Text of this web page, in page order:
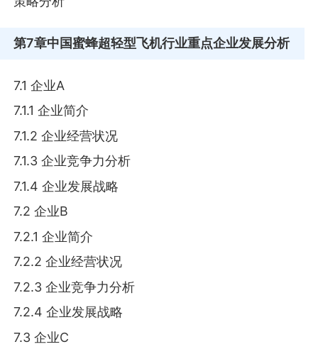
第7章中国蜜蜂超轻型飞机行业重点企业发展分析
7.1 企业A
7.1.1 企业简介
7.1.2 企业经营状况
7.1.3 企业竞争力分析
7.1.4 企业发展战略
7.2 企业B
7.2.1 企业简介
7.2.2 企业经营状况
7.2.3 企业竞争力分析
7.2.4 企业发展战略
7.3 企业C